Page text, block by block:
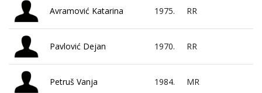
Avramović Katarina 1975. RR
Pavlović Dejan 1970. RR
Petruš Vanja 1984. MR